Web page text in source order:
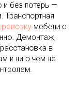
и без потерь —
мебели с
Демонтаж,
в
и ни о чем не